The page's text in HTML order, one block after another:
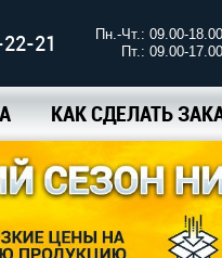
21
Пн.-Чт.: 09.00-18.00
Пт.: 09.00-17.00
КАК СДЕЛАТЬ